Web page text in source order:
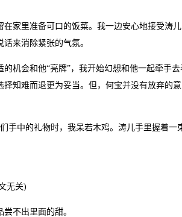
家里准备可口的饭菜。我一边安心地接受涛
来消除紧张的气氛。
机会和他“亮牌”，我开始幻想和他一起牵手去
知难而退更为妥当。但，何宝并没有放弃的
中的礼物时，我呆若木鸡。涛儿手里握着一
无关)
不出里面的甜。